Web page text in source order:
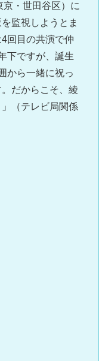
・世田谷区）に
監視しようとま
回目の共演で仲
下ですが、誕生
から一緒に祝っ
だからこそ、綾
（テレビ局関係